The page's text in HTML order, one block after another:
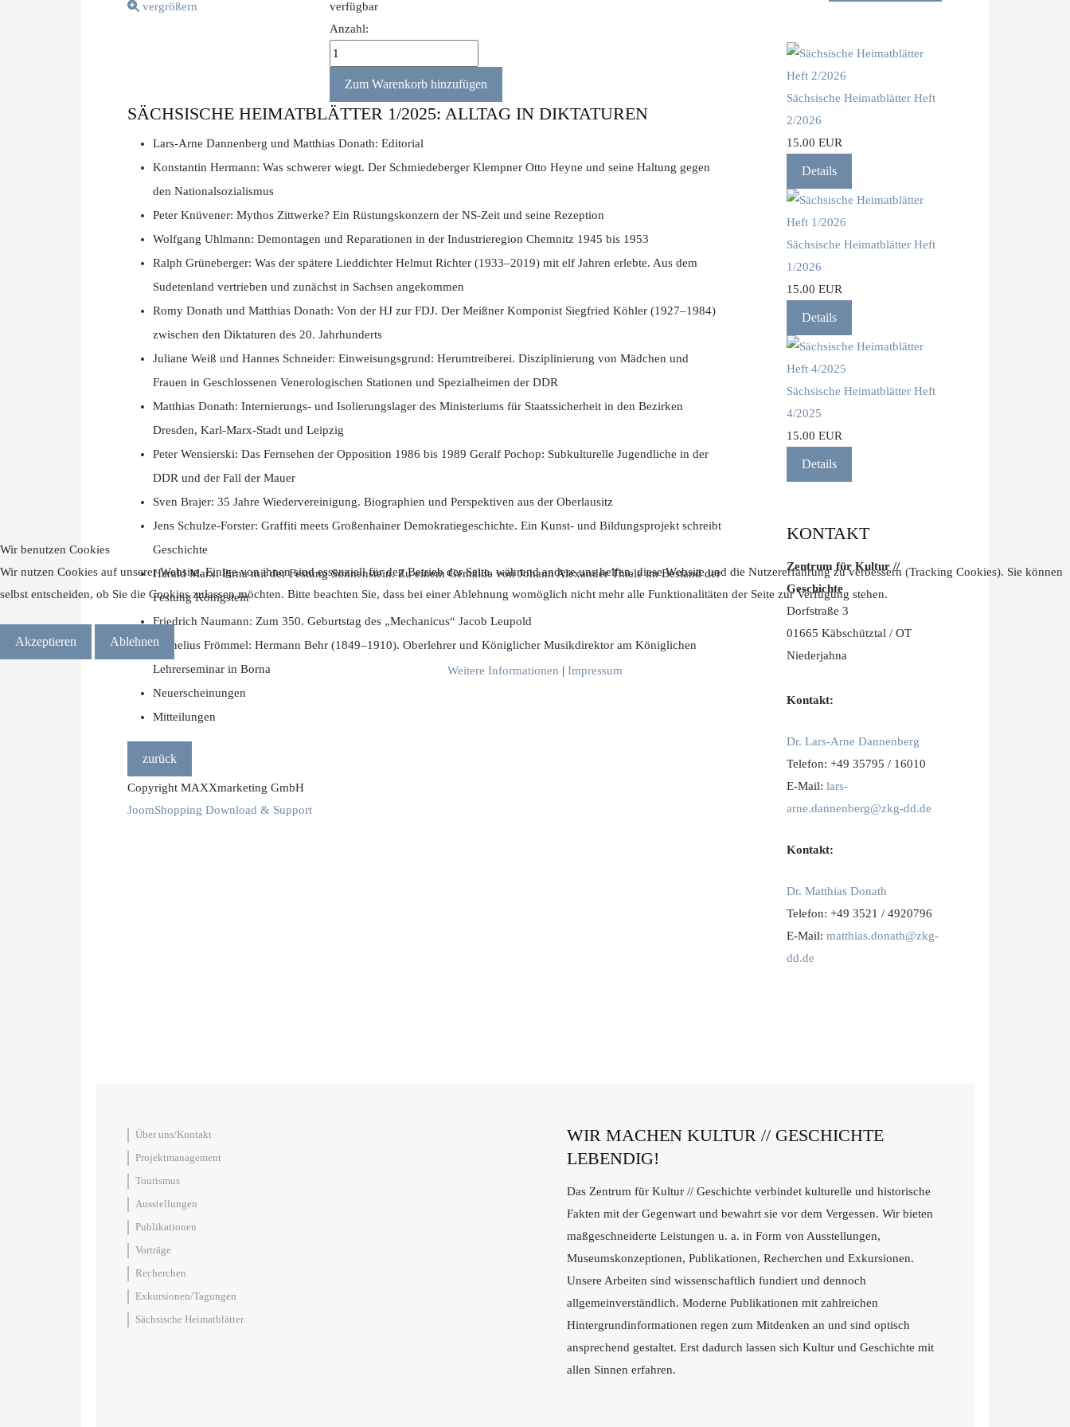
Sächsische Heimatblätter Heft
2/2026
15.00 EUR
Details
Sächsische Heimatblätter Heft
1/2026
15.00 EUR
Details
Sächsische Heimatblätter Heft
4/2025
15.00 EUR
Details
KONTAKT
Zentrum für Kultur //
Geschichte
Dorfstraße 3
01665 Käbschütztal / OT
Niederjahna
Kontakt:
Dr. Lars-Arne Dannenberg
Telefon: +49 35795 / 16010
E-Mail: lars-
arne.dannenberg@zkg-dd.de
Kontakt:
Dr. Matthias Donath
Telefon: +49 3521 / 4920796
E-Mail: matthias.donath@zkg-
dd.de
vergrößern
verfügbar
Anzahl:
SÄCHSISCHE HEIMATBLÄTTER 1/2025: ALLTAG IN DIKTATUREN
Lars-Arne Dannenberg und Matthias Donath: Editorial
Konstantin Hermann: Was schwerer wiegt. Der Schmiedeberger Klempner Otto Heyne und seine Haltung gegen
den Nationalsozialismus
Peter Knüvener: Mythos Zittwerke? Ein Rüstungskonzern der NS-Zeit und seine Rezeption
Wolfgang Uhlmann: Demontagen und Reparationen in der Industrieregion Chemnitz 1945 bis 1953
Ralph Grüneberger: Was der spätere Lieddichter Helmut Richter (1933–2019) mit elf Jahren erlebte. Aus dem
Sudetenland vertrieben und zunächst in Sachsen angekommen
Romy Donath und Matthias Donath: Von der HJ zur FDJ. Der Meißner Komponist Siegfried Köhler (1927–1984)
zwischen den Diktaturen des 20. Jahrhunderts
Juliane Weiß und Hannes Schneider: Einweisungsgrund: Herumtreiberei. Disziplinierung von Mädchen und
Frauen in Geschlossenen Venerologischen Stationen und Spezialheimen der DDR
Matthias Donath: Internierungs- und Isolierungslager des Ministeriums für Staatssicherheit in den Bezirken
Dresden, Karl-Marx-Stadt und Leipzig
Peter Wensierski: Das Fernsehen der Opposition 1986 bis 1989 Geralf Pochop: Subkulturelle Jugendliche in der
DDR und der Fall der Mauer
Sven Brajer: 35 Jahre Wiedervereinigung. Biographien und Perspektiven aus der Oberlausitz
Jens Schulze-Forster: Graffiti meets Großenhainer Demokratiegeschichte. Ein Kunst- und Bildungsprojekt schreibt
Geschichte
Harald Marx: Pirna mit der Festung Sonnenstein. Zu einem Gemälde von Johann Alexander Thiele im Bestand der
Festung Königstein
Friedrich Naumann: Zum 350. Geburtstag des „Mechanicus“ Jacob Leupold
Cornelius Frömmel: Hermann Behr (1849–1910). Oberlehrer und Königlicher Musikdirektor am Königlichen
Lehrerseminar in Borna
Neuerscheinungen
Mitteilungen
Copyright MAXXmarketing GmbH
JoomShopping Download & Support
Über uns/Kontakt
Projektmanagement
Tourismus
Ausstellungen
Publikationen
Vorträge
Recherchen
Exkursionen/Tagungen
Sächsische Heimatblätter
WIR MACHEN KULTUR // GESCHICHTE
LEBENDIG!
Das Zentrum für Kultur // Geschichte verbindet kulturelle und historische
Fakten mit der Gegenwart und bewahrt sie vor dem Vergessen. Wir bieten
maßgeschneiderte Leistungen u. a. in Form von Ausstellungen,
Museumskonzeptionen, Publikationen, Recherchen und Exkursionen.
Unsere Arbeiten sind wissenschaftlich fundiert und dennoch
allgemeinverständlich. Moderne Publikationen mit zahlreichen
Hintergrundinformationen regen zum Mitdenken an und sind optisch
ansprechend gestaltet. Erst dadurch lassen sich Kultur und Geschichte mit
allen Sinnen erfahren.
Wir benutzen Cookies
Wir nutzen Cookies auf unserer Website. Einige von ihnen sind essenziell für den Betrieb der Seite, während andere uns helfen, diese Website und die Nutzererfahrung zu verbessern (Tracking Cookies). Sie können
selbst entscheiden, ob Sie die Cookies zulassen möchten. Bitte beachten Sie, dass bei einer Ablehnung womöglich nicht mehr alle Funktionalitäten der Seite zur Verfügung stehen.
Akzeptieren Ablehnen
Weitere Informationen | Impressum